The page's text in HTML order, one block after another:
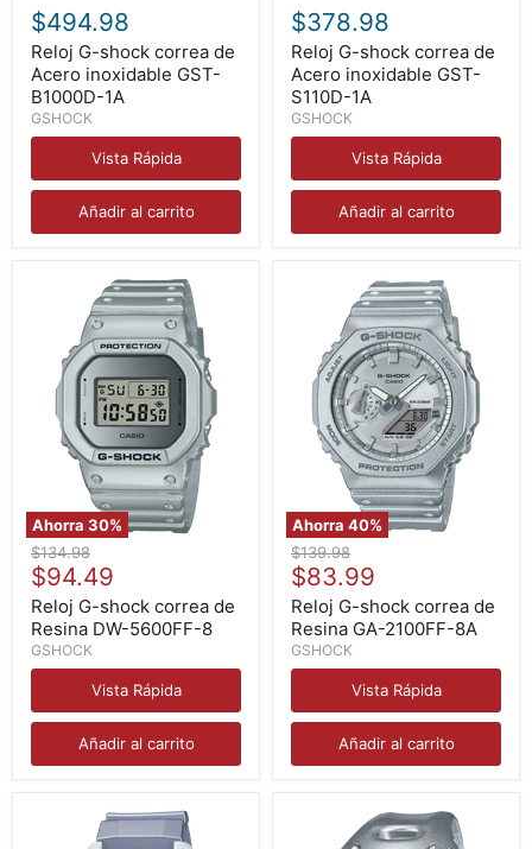
G-
shock
correa
de
Acero
inoxidable
GST-
B1000D-
$494.98
Reloj G-shock correa de
Acero inoxidable GST-
B1000D-1A
GSHOCK
Vista Rápida
Añadir al carrito
G-
shock
correa
de
Acero
inoxidable
GST-
S110D-
$378.98
Reloj G-shock correa de
Acero inoxidable GST-
S110D-1A
GSHOCK
Vista Rápida
Añadir al carrito
Ahorra 30%
Reloj
G-
shock
correa
de
Resina
DW-
Precio
original
$134.98
Precio
actual
$94.49
Reloj G-shock correa de
Resina DW-5600FF-8
GSHOCK
Vista Rápida
Añadir al carrito
Ahorra 40%
Reloj
G-
shock
correa
de
Resina
GA-
Precio
original
$139.98
Precio
actual
$83.99
Reloj G-shock correa de
Resina GA-2100FF-8A
GSHOCK
Vista Rápida
Añadir al carrito